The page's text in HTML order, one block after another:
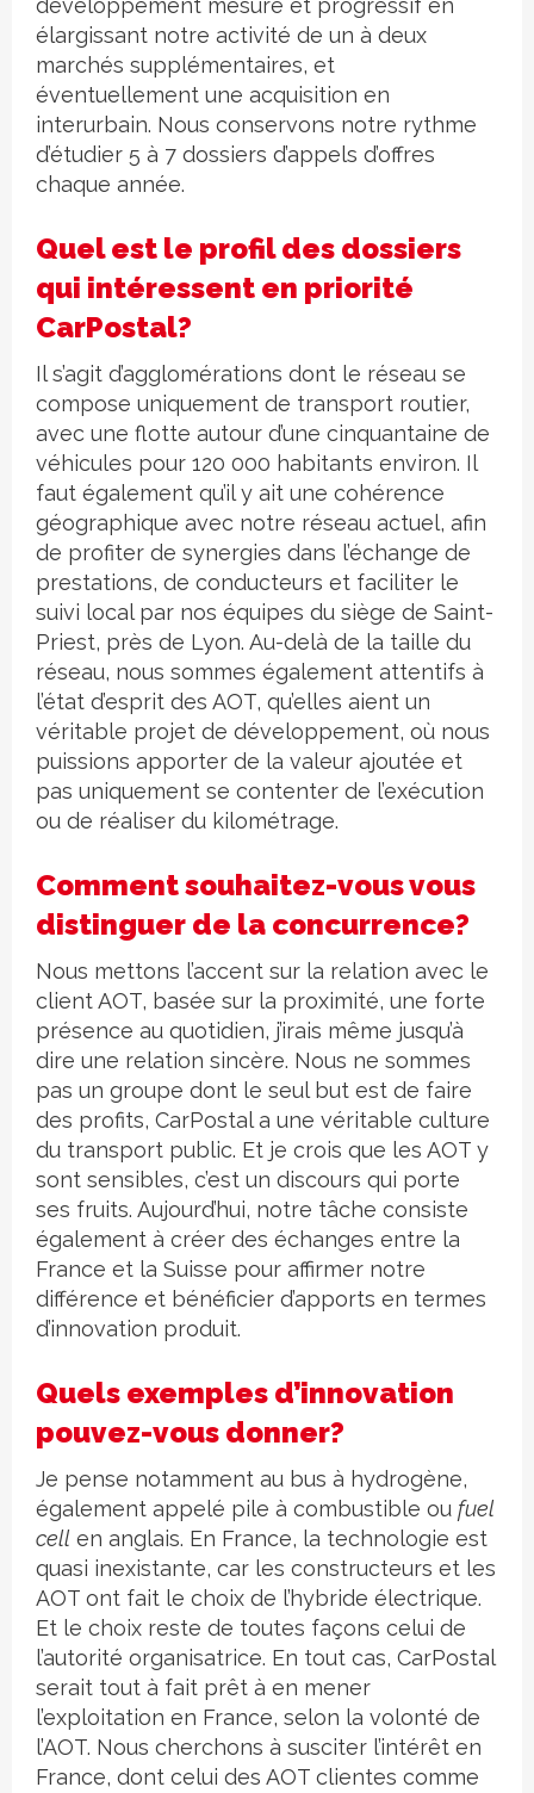
développement mesuré et progressif en
élargissant notre activité de un à deux
marchés supplémentaires, et
éventuellement une acquisition en
interurbain. Nous conservons notre rythme
d’étudier 5 à 7 dossiers d’appels d’offres
chaque année.
Quel est le profil des dossiers
qui intéressent en priorité
CarPostal?
Il s’agit d’agglomérations dont le réseau se
compose uniquement de transport routier,
avec une flotte autour d’une cinquantaine de
véhicules pour 120 000 habitants environ. Il
faut également qu’il y ait une cohérence
géographique avec notre réseau actuel, afin
de profiter de synergies dans l’échange de
prestations, de conducteurs et faciliter le
suivi local par nos équipes du siège de Saint-
Priest, près de Lyon. Au-delà de la taille du
réseau, nous sommes également attentifs à
l’état d’esprit des AOT, qu’elles aient un
véritable projet de développement, où nous
puissions apporter de la valeur ajoutée et
pas uniquement se contenter de l’exécution
ou de réaliser du kilométrage.
Comment souhaitez-vous vous
distinguer de la concurrence?
Nous mettons l’accent sur la relation avec le
client AOT, basée sur la proximité, une forte
présence au quotidien, j’irais même jusqu’à
dire une relation sincère. Nous ne sommes
pas un groupe dont le seul but est de faire
des profits, CarPostal a une véritable culture
du transport public. Et je crois que les AOT y
sont sensibles, c’est un discours qui porte
ses fruits. Aujourd’hui, notre tâche consiste
également à créer des échanges entre la
France et la Suisse pour affirmer notre
différence et bénéficier d’apports en termes
d’innovation produit.
Quels exemples d’innovation
pouvez-vous donner?
Je pense notamment au bus à hydrogène,
également appelé pile à combustible ou fuel
cell en anglais. En France, la technologie est
quasi inexistante, car les constructeurs et les
AOT ont fait le choix de l’hybride électrique.
Et le choix reste de toutes façons celui de
l’autorité organisatrice. En tout cas, CarPostal
serait tout à fait prêt à en mener
l’exploitation en France, selon la volonté de
l’AOT. Nous cherchons à susciter l’intérêt en
France, dont celui des AOT clientes comme